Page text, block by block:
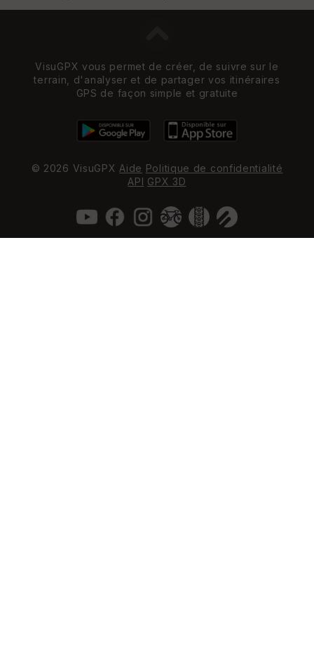
VisuGPX vous permet de créer, de suivre sur le
terrain, d'analyser et de partager vos itinéraires
GPS de façon simple et gratuite
© 2026 VisuGPX Aide Politique de confidentialité
API GPX 3D